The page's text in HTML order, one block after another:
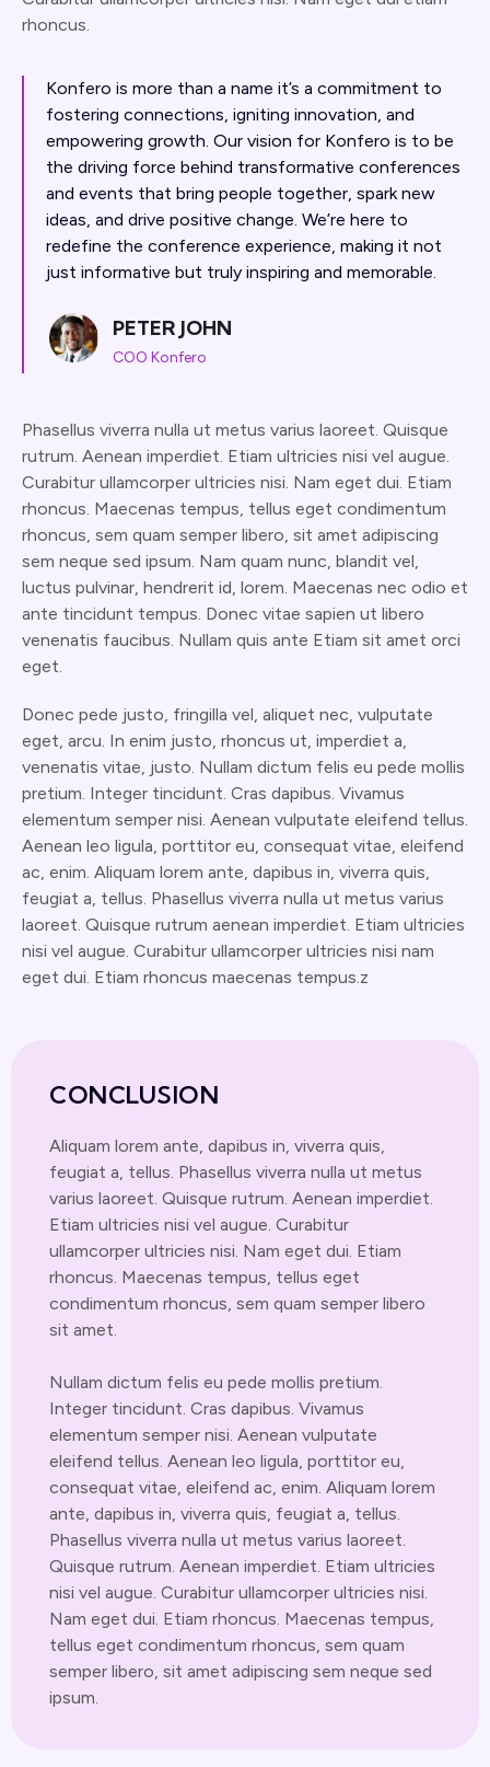
rhoncus.
Konfero is more than a name it’s a commitment to
fostering connections, igniting innovation, and
empowering growth. Our vision for Konfero is to be
the driving force behind transformative conferences
and events that bring people together, spark new
ideas, and drive positive change. We’re here to
redefine the conference experience, making it not
just informative but truly inspiring and memorable.
PETER JOHN
COO Konfero
Phasellus viverra nulla ut metus varius laoreet. Quisque
rutrum. Aenean imperdiet. Etiam ultricies nisi vel augue.
Curabitur ullamcorper ultricies nisi. Nam eget dui. Etiam
rhoncus. Maecenas tempus, tellus eget condimentum
rhoncus, sem quam semper libero, sit amet adipiscing
sem neque sed ipsum. Nam quam nunc, blandit vel,
luctus pulvinar, hendrerit id, lorem. Maecenas nec odio et
ante tincidunt tempus. Donec vitae sapien ut libero
venenatis faucibus. Nullam quis ante Etiam sit amet orci
eget.
Donec pede justo, fringilla vel, aliquet nec, vulputate
eget, arcu. In enim justo, rhoncus ut, imperdiet a,
venenatis vitae, justo. Nullam dictum felis eu pede mollis
pretium. Integer tincidunt. Cras dapibus. Vivamus
elementum semper nisi. Aenean vulputate eleifend tellus.
Aenean leo ligula, porttitor eu, consequat vitae, eleifend
ac, enim. Aliquam lorem ante, dapibus in, viverra quis,
feugiat a, tellus. Phasellus viverra nulla ut metus varius
laoreet. Quisque rutrum aenean imperdiet. Etiam ultricies
nisi vel augue. Curabitur ullamcorper ultricies nisi nam
eget dui. Etiam rhoncus maecenas tempus.z
CONCLUSION
Aliquam lorem ante, dapibus in, viverra quis,
feugiat a, tellus. Phasellus viverra nulla ut metus
varius laoreet. Quisque rutrum. Aenean imperdiet.
Etiam ultricies nisi vel augue. Curabitur
ullamcorper ultricies nisi. Nam eget dui. Etiam
rhoncus. Maecenas tempus, tellus eget
condimentum rhoncus, sem quam semper libero
sit amet.
Nullam dictum felis eu pede mollis pretium.
Integer tincidunt. Cras dapibus. Vivamus
elementum semper nisi. Aenean vulputate
eleifend tellus. Aenean leo ligula, porttitor eu,
consequat vitae, eleifend ac, enim. Aliquam lorem
ante, dapibus in, viverra quis, feugiat a, tellus.
Phasellus viverra nulla ut metus varius laoreet.
Quisque rutrum. Aenean imperdiet. Etiam ultricies
nisi vel augue. Curabitur ullamcorper ultricies nisi.
Nam eget dui. Etiam rhoncus. Maecenas tempus,
tellus eget condimentum rhoncus, sem quam
semper libero, sit amet adipiscing sem neque sed
ipsum.